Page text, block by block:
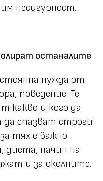
несигурност.
останалите
нужда от
поведение. Те
какво и кого да
да спазват строги
тях е важно
диета, начин на
и за околните.